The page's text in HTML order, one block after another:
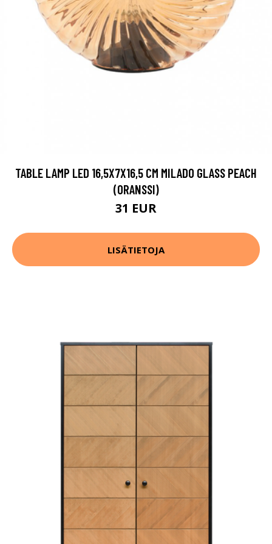
TABLE LAMP LED 16,5X7X16,5 CM MILADO GLASS PEACH
(ORANSSI)
31 EUR
LISÄTIETOJA